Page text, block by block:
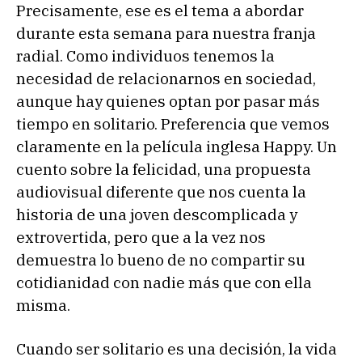
Precisamente, ese es el tema a abordar
durante esta semana para nuestra franja
radial. Como individuos tenemos la
necesidad de relacionarnos en sociedad,
aunque hay quienes optan por pasar más
tiempo en solitario. Preferencia que vemos
claramente en la película inglesa Happy. Un
cuento sobre la felicidad, una propuesta
audiovisual diferente que nos cuenta la
historia de una joven descomplicada y
extrovertida, pero que a la vez nos
demuestra lo bueno de no compartir su
cotidianidad con nadie más que con ella
misma.
Cuando ser solitario es una decisión, la vida